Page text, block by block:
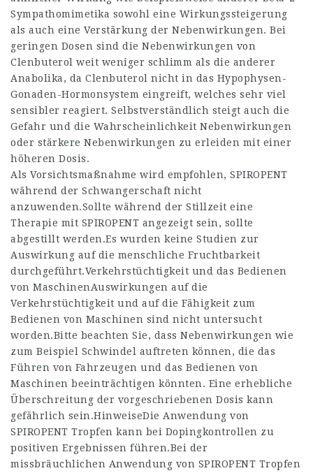
Sympathomimetika sowohl eine Wirkungssteigerung
als auch eine Verstärkung der Nebenwirkungen. Bei
geringen Dosen sind die Nebenwirkungen von
Clenbuterol weit weniger schlimm als die anderer
Anabolika, da Clenbuterol nicht in das Hypophysen-
Gonaden-Hormonsystem eingreift, welches sehr viel
sensibler reagiert. Selbstverständlich steigt auch die
Gefahr und die Wahrscheinlichkeit Nebenwirkungen
oder stärkere Nebenwirkungen zu erleiden mit einer
höheren Dosis.
Als Vorsichtsmaßnahme wird empfohlen, SPIROPENT
während der Schwangerschaft nicht
anzuwenden.Sollte während der Stillzeit eine
Therapie mit SPIROPENT angezeigt sein, sollte
abgestillt werden.Es wurden keine Studien zur
Auswirkung auf die menschliche Fruchtbarkeit
durchgeführt.Verkehrstüchtigkeit und das Bedienen
von MaschinenAuswirkungen auf die
Verkehrstüchtigkeit und auf die Fähigkeit zum
Bedienen von Maschinen sind nicht untersucht
worden.Bitte beachten Sie, dass Nebenwirkungen wie
zum Beispiel Schwindel auftreten können, die das
Führen von Fahrzeugen und das Bedienen von
Maschinen beeinträchtigen könnten. Eine erhebliche
Überschreitung der vorgeschriebenen Dosis kann
gefährlich sein.HinweiseDie Anwendung von
SPIROPENT Tropfen kann bei Dopingkontrollen zu
positiven Ergebnissen führen.Bei der
missbräuchlichen Anwendung von SPIROPENT Tropfen